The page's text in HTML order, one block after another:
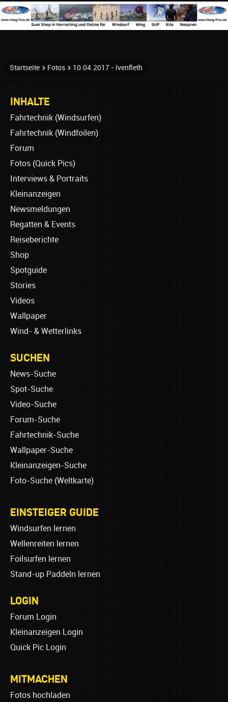
Startseite Fotos 10.04.2017 - Ivenfleth
INHALTE
Fahrtechnik (Windsurfen)
Fahrtechnik (Windfoilen)
Forum
Fotos (Quick Pics)
Interviews & Portraits
Kleinanzeigen
Newsmeldungen
Regatten & Events
Reiseberichte
Shop
Spotguide
Stories
Videos
Wallpaper
Wind- & Wetterlinks
SUCHEN
News-Suche
Spot-Suche
Video-Suche
Forum-Suche
Fahrtechnik-Suche
Wallpaper-Suche
Kleinanzeigen-Suche
Foto-Suche (Weltkarte)
EINSTEIGER GUIDE
Windsurfen lernen
Wellenreiten lernen
Foilsurfen lernen
Stand-up Paddeln lernen
LOGIN
Forum Login
Kleinanzeigen Login
Quick Pic Login
MITMACHEN
Fotos hochladen